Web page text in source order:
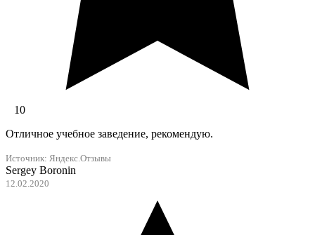
10
Отличное учебное заведение, рекомендую.
Источник: Яндекс.Отзывы
Sergey Boronin
12.02.2020